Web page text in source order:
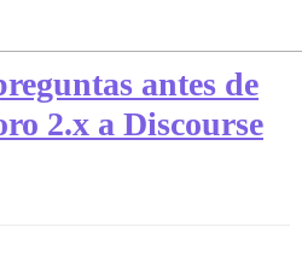
antes de
2.x a Discourse